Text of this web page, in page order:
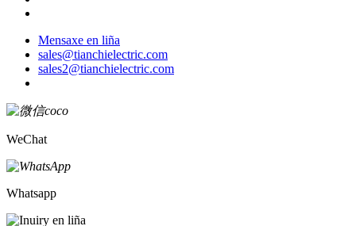
Mensaxe en liña
sales@tianchielectric.com
sales2@tianchielectric.com
WeChat
Whatsapp